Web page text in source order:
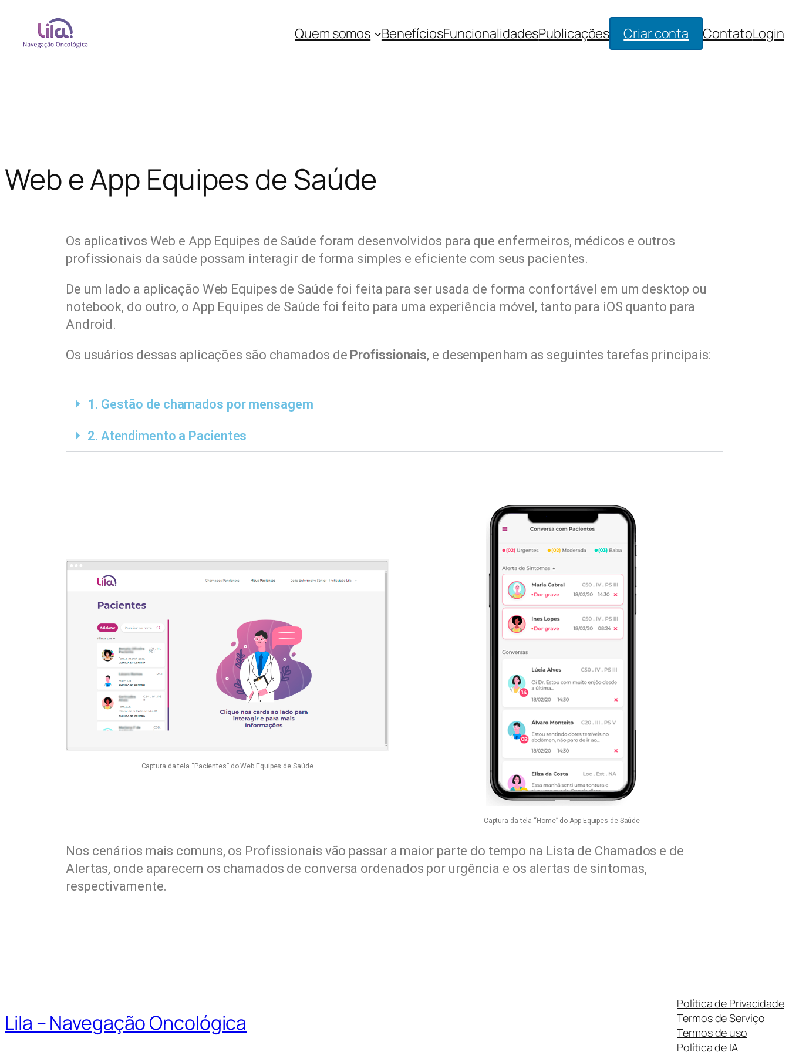
Quem somos BenefíciosFuncionalidadesPublicações Criar conta ContatoLogin
Web e App Equipes de Saúde
Os aplicativos Web e App Equipes de Saúde foram desenvolvidos para que enfermeiros, médicos e outros
profissionais da saúde possam interagir de forma simples e eficiente com seus pacientes.
De um lado a aplicação Web Equipes de Saúde foi feita para ser usada de forma confortável em um desktop ou
notebook, do outro, o App Equipes de Saúde foi feito para uma experiência móvel, tanto para iOS quanto para
Android.
Os usuários dessas aplicações são chamados de Profissionais, e desempenham as seguintes tarefas principais:
1. Gestão de chamados por mensagem
2. Atendimento a Pacientes
Captura da tela “Pacientes” do Web Equipes de Saúde
Captura da tela “Home” do App Equipes de Saúde
Nos cenários mais comuns, os Profissionais vão passar a maior parte do tempo na Lista de Chamados e de
Alertas, onde aparecem os chamados de conversa ordenados por urgência e os alertas de sintomas,
respectivamente.
Lila – Navegação Oncológica
Política de Privacidade
Termos de Serviço
Termos de uso
Política de IA